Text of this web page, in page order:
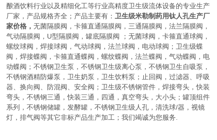
酿酒饮料行业以及精细化工等行业高精度卫生级流体设备的专业生产
厂家，产品规格齐全；产品主要有： 卫生级米勒制药用钛人孔生产厂
家价格，无菌隔膜阀，卡箍直通隔膜阀，三通隔膜阀，法兰隔膜阀，
气动隔膜阀，U型隔膜阀，罐底隔膜阀 ；无菌球阀，卡箍直通球阀，
螺纹球阀，焊接球阀，气动球阀，法兰球阀，电动球阀；卫生级蝶
阀，焊接蝶阀，卡箍直通蝶阀，螺纹蝶阀，法兰蝶阀，气动蝶阀，电
动蝶阀；不锈钢卫生泵，不锈钢卫生级离心泵，不锈钢卫生自吸泵，
不锈钢酒精防爆泵，卫生奶泵，卫生饮料泵；止回阀，过滤器、呼吸
器、换向阀、防混阀、安全阀；卫生级不锈钢管件，焊接弯头，快装
弯头，不锈钢三通，快装三通，四通，真空弯头，大小头；罐顶组件
系列，不锈钢储罐，发酵罐，不锈钢卫生级人孔，清洗球/器，视镜
灯，排气阀等其它非标产品生产加工；我们竭诚为您服务.